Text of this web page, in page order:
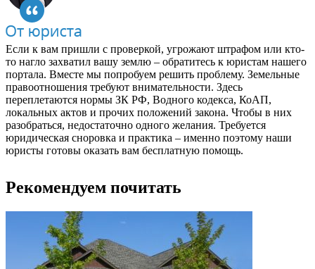
Если к вам пришли с проверкой, угрожают штрафом или кто-
то нагло захватил вашу землю – обратитесь к юристам нашего
портала. Вместе мы попробуем решить проблему. Земельные
правоотношения требуют внимательности. Здесь
переплетаются нормы ЗК РФ, Водного кодекса, КоАП,
локальных актов и прочих положений закона. Чтобы в них
разобраться, недостаточно одного желания. Требуется
юридическая сноровка и практика – именно поэтому наши
юристы готовы оказать вам бесплатную помощь.
Рекомендуем почитать